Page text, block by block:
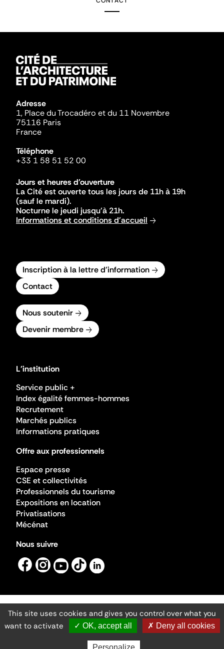
Adresse
1, Place du Trocadéro et du 11 Novembre
75116 Paris
France
Téléphone
+33 1 58 51 52 00
Jours et heures d'ouverture
La Cité est ouverte tous les jours de 11h à 19h
(sauf le mardi).
Nocturne le jeudi jusqu'à 21h.
Informations et conditions d'accueil
Inscription à la lettre d'information
Contact
Nous soutenir
Devenir membre
L'institution
Service public +
Index égalité femmes-hommes
Recrutement
Marchés publics
Informations pratiques
Offre aux professionnels
Espace presse
CSE et collectivités
Professionnels du tourisme
Expositions en location
Privatisations
Mécénat
Nous suivre
Mentions légales
Gestion des cookies
Accessibilité numérique
Ministère de la Culture ©2026
- Cité de l'architecture et du patrimoine
This site uses cookies and gives you control over what you
want to activate
✓ OK, accept all ✗ Deny all cookies
Personalize